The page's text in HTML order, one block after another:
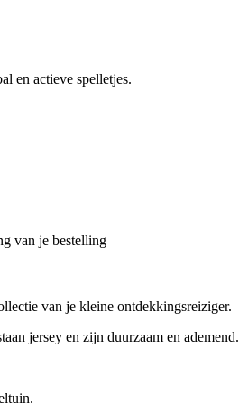
en actieve spelletjes.
van je bestelling
van je kleine ontdekkingsreiziger.
jersey en zijn duurzaam en ademend.